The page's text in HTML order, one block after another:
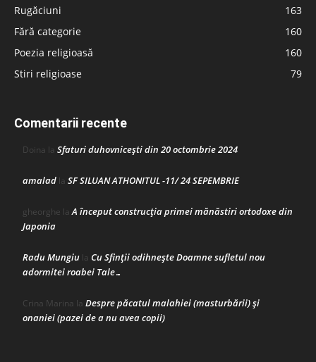
Rugăciuni
163
Fără categorie
160
Poezia religioasă
160
Stiri religioase
79
Comentarii recente
Doina la Sfaturi duhovnicești din 20 octombrie 2024
amalad la SF SILUAN ATHONITUL -11/ 24 SEPEMBRIE
gheorghe laA început construcţia primei mănăstiri ortodoxe din
Japonia
Radu Mungiu la Cu Sfinții odihnește Doamne sufletul nou
adormitei roabei Tale…
Crina Marina la Despre păcatul malahiei (masturbării) şi
onaniei (pazei de a nu avea copii)